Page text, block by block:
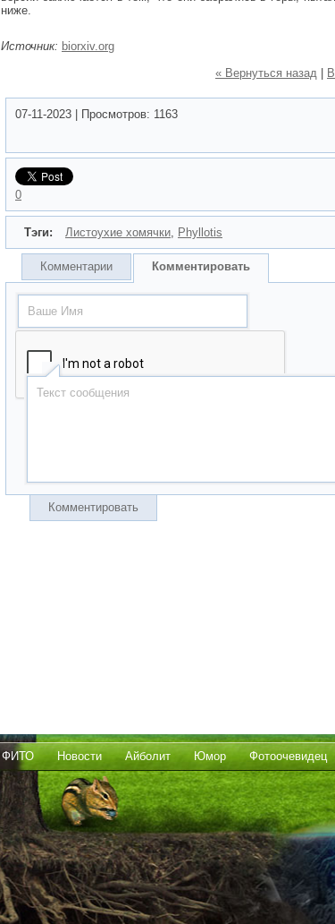
ниже.
Источник: biorxiv.org
« Вернуться назад
07-11-2023 Просмотров: 1163
0
Тэги: Листоухие хомячки, Phyllotis
Комментарии Комментировать
Комментировать
ФИТО Новости Айболит Юмор Фотоочевидец